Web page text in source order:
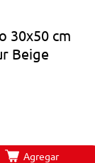
30x50 cm
Beige
Agregar